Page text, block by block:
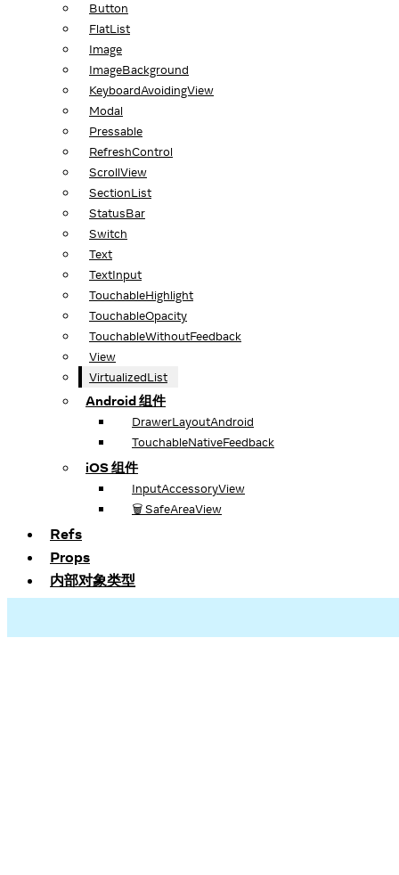
Button
FlatList
Image
ImageBackground
KeyboardAvoidingView
Modal
Pressable
RefreshControl
ScrollView
SectionList
StatusBar
Switch
Text
TextInput
TouchableHighlight
TouchableOpacity
TouchableWithoutFeedback
View
VirtualizedList
Android 组件
DrawerLayoutAndroid
TouchableNativeFeedback
iOS 组件
InputAccessoryView
🗑️ SafeAreaView
Refs
Props
内部对象类型